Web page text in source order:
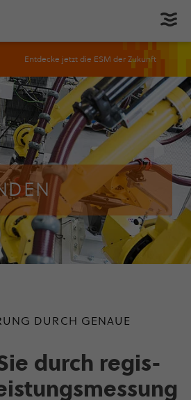
Entdecke jetzt die ESM der Zukunft
DURCH GENAUE
durch regis­